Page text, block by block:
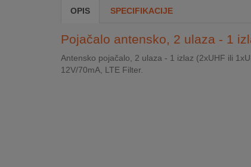
KLIMATIZACIJA
OPIS SPECIFIKACIJE
Pojačalo antensko, 2 ulaza - 1
Antensko pojačalo, 2 ulaza - 1 izlaz (2xUHF ili
12V/70mA, LTE Filter.